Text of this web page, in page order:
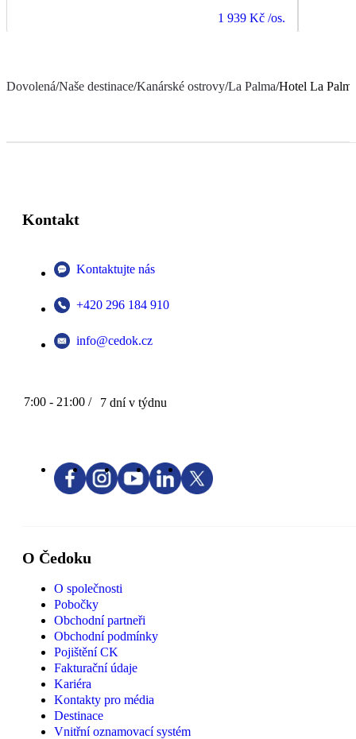
1 939 Kč /os.
Dovolená/Naše destinace/Kanárské ostrovy/La Palma/Hotel La
Kontakt
Kontaktujte nás
+420 296 184 910
info@cedok.cz
7:00 - 21:00 / 7 dní v týdnu
O Čedoku
O společnosti
Pobočky
Obchodní partneři
Obchodní podmínky
Pojištění CK
Fakturační údaje
Kariéra
Kontakty pro média
Destinace
Vnitřní oznamovací systém